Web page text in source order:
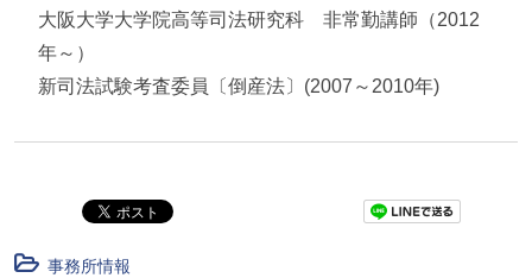
大阪大学大学院高等司法研究科 非常勤講師（2012
年～）
新司法試験考査委員〔倒産法〕(2007～2010年)
事務所情報